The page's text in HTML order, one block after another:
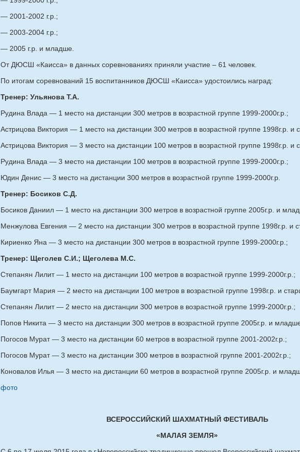
— 2001-2002 г.р.;
— 2003-2004 г.р.;
— 2005 г.р. и младше.
От ДЮСШ «Каисса» в данных соревнованиях приняли участие – 61 человек.
По итогам соревнований 15 воспитанников ДЮСШ «Каисса» удостоились наград:
Тренер: Ульянова Т.А.
Рудина Влада — 1 место на дистанции 300 метров в возрастной группе 1999-2000г.р.;
Астрицова Виктория — 1 место на дистанции 300 метров в возрастной группе 1998г.р. и
Астрицова Виктория — 3 место на дистанции 100 метров в возрастной группе 1998г.р. и
Рудина Влада — 3 место на дистанции 100 метров в возрастной группе 1999-2000г.р.;
Юдин Денис — 3 место на дистанции 300 метров в возрастной группе 1999-2000г.р.
Тренер: Босиков С.Д.
Босиков Даниил — 1 место на дистанции 300 метров в возрастной группе 2005г.р. и
Менжулова Евгения — 2 место на дистанции 300 метров в возрастной группе 1998г.р. и
Кириенко Яна — 3 место на дистанции 300 метров в возрастной группе 1999-2000г.р.;
Тренер: Щеголев С.И.; Щеголева М.С.
Степанян Лилит — 1 место на дистанции 100 метров в возрастной группе 1999-2000г.р.;
Баумгарт Мария — 2 место на дистанции 100 метров в возрастной группе 1998г.р. и
Степанян Лилит — 2 место на дистанции 300 метров в возрастной группе 1999-2000г.р.;
Попов Никита — 3 место на дистанции 300 метров в возрастной группе 2005г.р. и
Погосов Мурат — 3 место на дистанции 60 метров в возрастной группе 2001-2002г.р.;
Погосов Мурат — 3 место на дистанции 300 метров в возрастной группе 2001-2002г.р.;
Коновалов Илья — 3 место на дистанции 60 метров в возрастной группе 2005г.р. и
фото
ВСЕРОССИЙСКИЙ ШАХМАТНЫЙ ФЕСТИВАЛЬ
«МАЛАЯ ЗЕМЛЯ»